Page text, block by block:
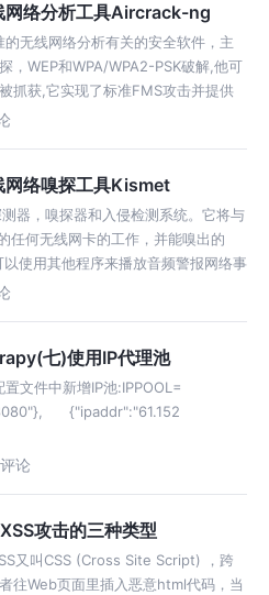
络分析工具Aircrack-ng
无线网络分析有关的安全软件，主
，WEP和WPA/WPA2-PSK破解,他可
抓获,它实现了标准FMS攻击并提供
PTW攻击，从而更快地攻击…
络嗅探工具Kismet
器，嗅探器和入侵检测系统。它将与
任何无线网卡的工作，并能嗅出的
使用其他程序来播放音频警报网络事
标。这是包含芯，客户端和…
七)使用IP代理池
文件中新增IP池:IPPOOL=
{"ipaddr":"61.152
评论
攻击的三种类型
又叫CSS (Cross Site Script) ，跨
往Web页面里插入恶意html代码，当